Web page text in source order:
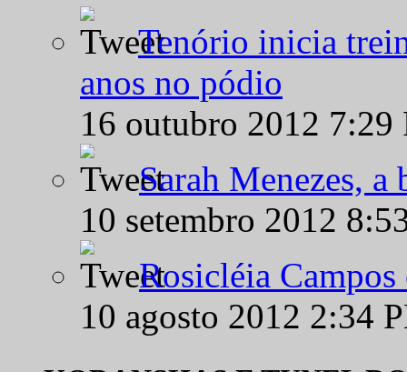
Tenório inicia
anos no pódio
16 outubro 2012
Sarah Menezes,
10 setembro 2012
Rosicléia
10 agosto 2012 2:34